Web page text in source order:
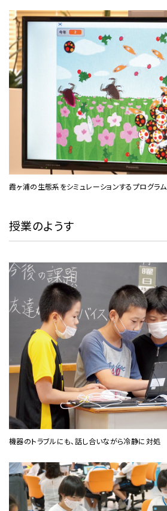
霞ヶ浦の生態系をシミュレーションするプログラム
授業のようす
機器のトラブルにも、話し合いながら冷静に対処